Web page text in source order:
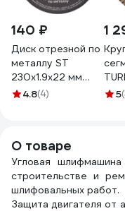
140 ₽
Диск отрезной по
металлу ST
230x1.9x22 мм
FEMSA
4.8(4)
1
5
О товаре
Угловая
строительстве и
шлифовальных работ.
Защита двигателя от